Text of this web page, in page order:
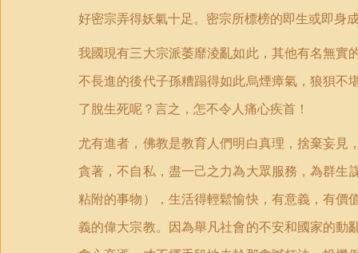
好密宗弄得妖氣十足。密宗所標榜的即生或即
我國現有三大宗派萎靡淩亂如此，其他有名無
不長進的後代子孫糟蹋得如此烏煙瘴氣，狼狽
了脫生死呢？言之，怎不令人痛心疾首！
尤有進者，佛教是教育人們明白真理，捨棄妄
貪著，不自私，盡一己之力為大眾服務，為群
粘附的事物），生活得輕鬆愉快，有意義，有
義的偉大宗教。因為舉凡社會的不安和國家的